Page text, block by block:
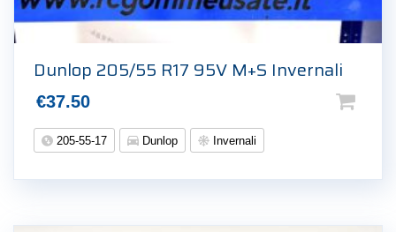
Dunlop 205/55 R17 95V M+S Invernali
€37.50
205-55-17 Dunlop Invernali